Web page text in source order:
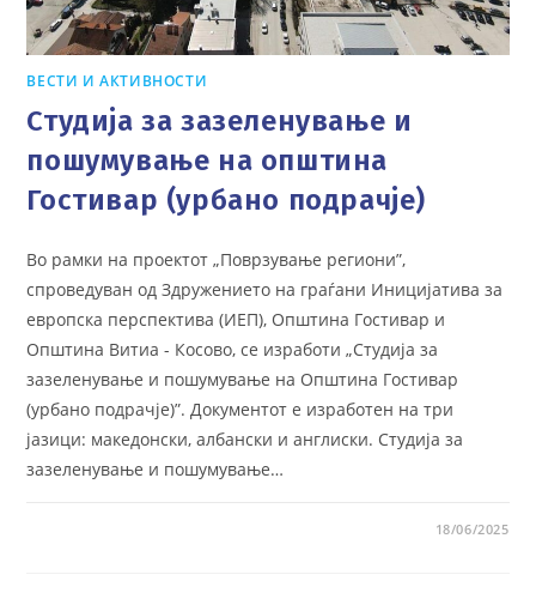
ВЕСТИ И АКТИВНОСТИ
Студија за зазеленување и
пошумување на општина
Гостивар (урбано подрачје)
Во рамки на проектот „Поврзување региони”,
спроведуван од Здружението на граѓани Иницијатива за
европска перспектива (ИЕП), Општина Гостивар и
Општина Витиа - Косово, се изработи „Студија за
зазеленување и пошумување на Oпштина Гостивар
(урбано подрачје)”. Документот е изработен на три
јазици: македонски, албански и англиски. Студија за
зазеленување и пошумување…
18/06/2025